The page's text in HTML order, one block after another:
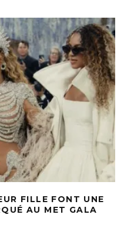
FILLE FONT UNE
AU MET GALA